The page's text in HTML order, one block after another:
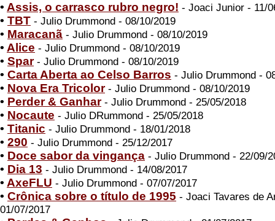
• Assis, o carrasco rubro negro! - Joaci Junior - 11/
• TBT - Julio Drummond - 08/10/2019
• Maracanã - Julio Drummond - 08/10/2019
• Alice - Julio Drummond - 08/10/2019
• Spar- Julio Drummond - 08/10/2019
• Carta Aberta ao Celso Barros - Julio Drummond -
• Nova Era Tricolor- Julio Drummond - 08/10/2019
• Perder & Ganhar- Julio Drummond - 25/05/2018
• Nocaute - Julio DRummond - 25/05/2018
• Titanic - Julio Drummond - 18/01/2018
• 290 - Julio Drummond - 25/12/2017
• Doce sabor da vingança - Julio Drummond - 22/09/
• Dia 13 - Julio Drummond - 14/08/2017
• AxeFLU - Julio Drummond - 07/07/2017
• Crônica sobre o título de 1995 - Joaci Tavares de
01/07/2017